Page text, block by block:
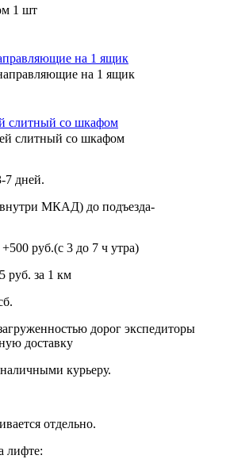
1 шт
на 1 ящик
слитный со шкафом
7 дней.
МКАД) до подъезда-
руб.(с 3 до 7 ч утра)
руб. за 1 км
дорог экспедиторы
доставку
курьеру.
отдельно.
лифте: